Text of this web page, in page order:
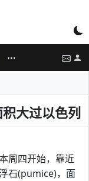
大过以色列
周四开始，靠近
石(pumice)，面